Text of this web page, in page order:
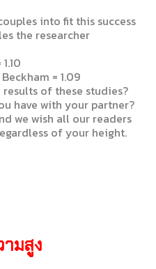
into fit this success
the researcher
= 1.09
of these studies?
have with your partner?
we wish all our readers
of your height.
ามสูง